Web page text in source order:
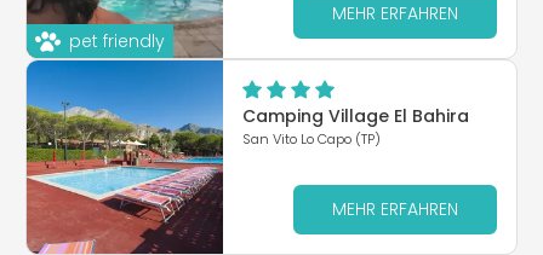
pet friendly
MEHR ERFAHREN
Camping Village El Bahira
San Vito Lo Capo (TP)
MEHR ERFAHREN